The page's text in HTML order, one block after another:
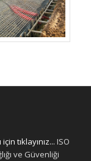
tıklayınız... ISO
ve Güvenliği